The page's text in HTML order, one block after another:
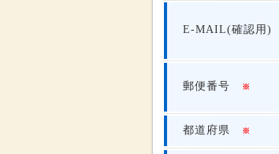
E-MAIL(確認用)
郵便番号 ※
都道府県 ※